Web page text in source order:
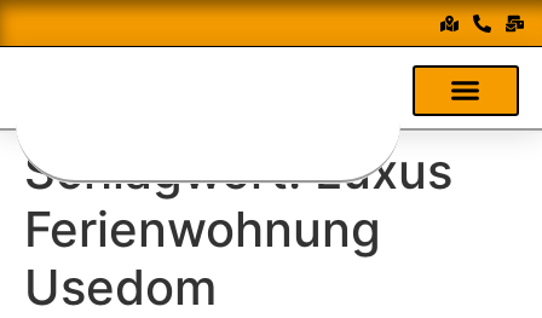
Schlagwort:Luxus
Ferienwohnung
Usedom